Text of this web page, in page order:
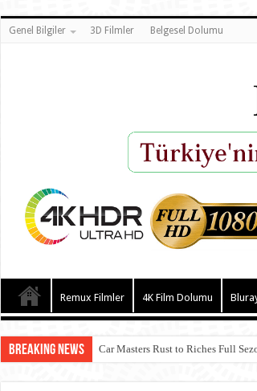
Genel Bilgiler 3D Filmler Belgesel Dolumu
Remux Filmler 4K Film Dolumu
Breaking News Car Masters Rust to Riches Full